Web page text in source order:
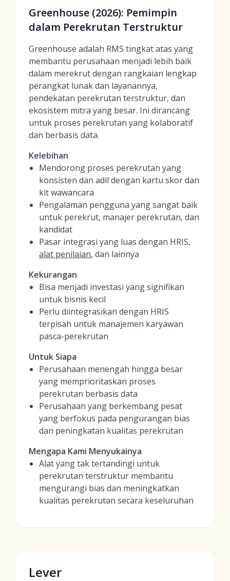
Greenhouse (2026): Pemimpin
dalam Perekrutan Terstruktur
Greenhouse adalah RMS tingkat atas yang
membantu perusahaan menjadi lebih baik
dalam merekrut dengan rangkaian lengkap
perangkat lunak dan layanannya,
pendekatan perekrutan terstruktur, dan
ekosistem mitra yang besar. Ini dirancang
untuk proses perekrutan yang kolaboratif
dan berbasis data.
Kelebihan
Mendorong proses perekrutan yang
konsisten dan adil dengan kartu skor dan
kit wawancara
Pengalaman pengguna yang sangat baik
untuk perekrut, manajer perekrutan, dan
kandidat
Pasar integrasi yang luas dengan HRIS,
alat penilaian, dan lainnya
Kekurangan
Bisa menjadi investasi yang signifikan
untuk bisnis kecil
Perlu diintegrasikan dengan HRIS
terpisah untuk manajemen karyawan
pasca-perekrutan
Untuk Siapa
Perusahaan menengah hingga besar
yang memprioritaskan proses
perekrutan berbasis data
Perusahaan yang berkembang pesat
yang berfokus pada pengurangan bias
dan peningkatan kualitas perekrutan
Mengapa Kami Menyukainya
Alat yang tak tertandingi untuk
perekrutan terstruktur membantu
mengurangi bias dan meningkatkan
kualitas perekrutan secara keseluruhan
Lever